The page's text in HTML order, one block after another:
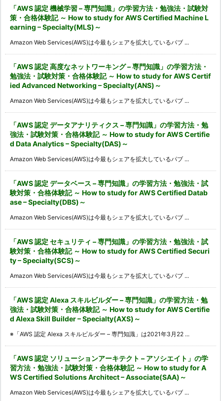
「AWS 認定 機械学習 – 専門知識」の学習方法・勉強法・試験対
策・合格体験記 ～ How to study for AWS Certified Machine L
earning – Specialty(MLS)～
Amazon Web Services(AWS)は今最もシェアを拡大しているパブ ...
「AWS 認定 高度なネットワーキング – 専門知識」の学習方法・
勉強法・試験対策・合格体験記 ～ How to study for AWS Certif
ied Advanced Networking – Specialty(ANS)～
Amazon Web Services(AWS)は今最もシェアを拡大しているパブ ...
「AWS 認定 データアナリティクス – 専門知識」の学習方法・勉
強法・試験対策・合格体験記 ～ How to study for AWS Certifie
d Data Analytics – Specialty(DAS)～
Amazon Web Services(AWS)は今最もシェアを拡大しているパブ ...
「AWS 認定 データベース – 専門知識」の学習方法・勉強法・試
験対策・合格体験記 ～ How to study for AWS Certified Datab
ase – Specialty(DBS)～
Amazon Web Services(AWS)は今最もシェアを拡大しているパブ ...
「AWS 認定 セキュリティ – 専門知識」の学習方法・勉強法・試
験対策・合格体験記 ～ How to study for AWS Certified Securi
ty – Specialty(SCS)～
Amazon Web Services(AWS)は今最もシェアを拡大しているパブ ...
「AWS 認定 Alexa スキルビルダー – 専門知識」の学習方法・勉
強法・試験対策・合格体験記 ～ How to study for AWS Certifie
d Alexa Skill Builder – Specialty(AXS)～
※「AWS 認定 Alexa スキルビルダー – 専門知識」は2021年3月22 ...
「AWS 認定 ソリューションアーキテクト – アソシエイト」の学
習方法・勉強法・試験対策・合格体験記 ～ How to study for A
WS Certified Solutions Architect – Associate(SAA)～
Amazon Web Services(AWS)は今最もシェアを拡大しているパブ ...